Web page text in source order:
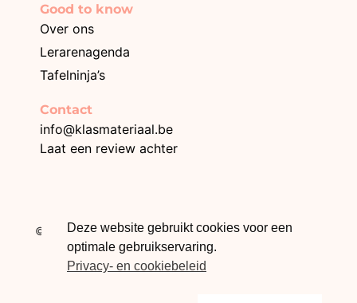
Good to know
Over ons
Lerarenagenda
Tafelninja’s
Contact
info@klasmateriaal.be
Laat een review achter
© 2026 Klasmateriaal – Webdesign The Online Builders
Deze website gebruikt cookies voor een
optimale gebruikservaring.
Privacy- en cookiebeleid